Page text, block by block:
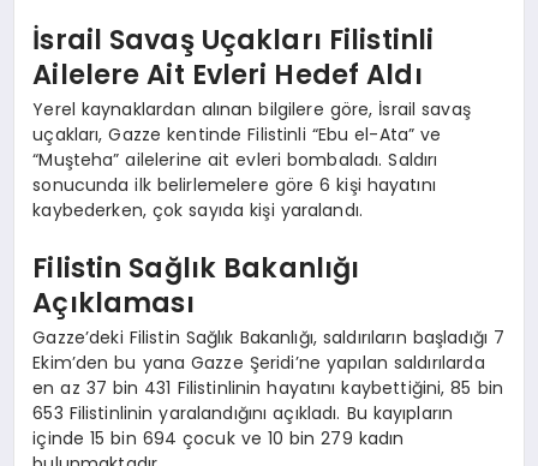
SAĞLIK
SPOR
YAŞAM
DIĞER
İsrail Savaş Uçakları Filistinli
Ailelere Ait Evleri Hedef Aldı
Yerel kaynaklardan alınan bilgilere göre, İsrail savaş
uçakları, Gazze kentinde Filistinli “Ebu el-Ata” ve
“Muşteha” ailelerine ait evleri bombaladı. Saldırı
sonucunda ilk belirlemelere göre 6 kişi hayatını
kaybederken, çok sayıda kişi yaralandı.
Filistin Sağlık Bakanlığı
Açıklaması
Gazze’deki Filistin Sağlık Bakanlığı, saldırıların başladığı 7
Ekim’den bu yana Gazze Şeridi’ne yapılan saldırılarda
en az 37 bin 431 Filistinlinin hayatını kaybettiğini, 85 bin
653 Filistinlinin yaralandığını açıkladı. Bu kayıpların
içinde 15 bin 694 çocuk ve 10 bin 279 kadın